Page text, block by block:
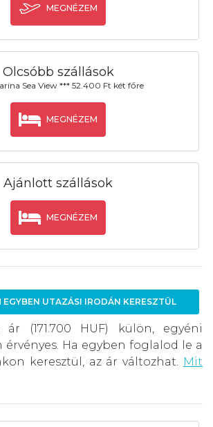
MEGNÉZEM
Olcsóbb szállások
Sea View *** 52.400 Ft két főre
MEGNÉZEM
Ajánlott szállások
MEGNÉZEM
EGYBEN UTAZÁSI IRODÁN KERESZTÜL
(171.700 HUF) külön, egyéni
érvényes. Ha egyben foglalod le a
keresztül, az ár változhat. Mit